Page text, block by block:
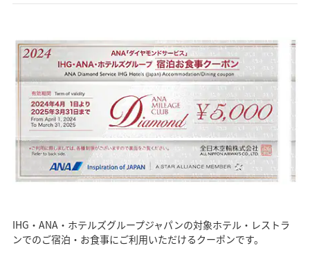
IHG・ANA・ホテルズグループジャパンの対象ホテル・レストラ
ンでのご宿泊・お食事にご利用いただけるクーポンです。